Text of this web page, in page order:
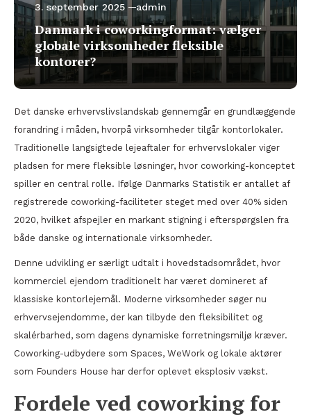
3. september 2025 admin
Danmark i coworkingformat: vælger
globale virksomheder fleksible
kontorer?
Det danske erhvervslivslandskab gennemgår en grundlæggende
forandring i måden, hvorpå virksomheder tilgår kontorlokaler.
Traditionelle langsigtede lejeaftaler for erhvervslokaler viger
pladsen for mere fleksible løsninger, hvor coworking-konceptet
spiller en central rolle. Ifølge Danmarks Statistik er antallet af
registrerede coworking-faciliteter steget med over 40% siden
2020, hvilket afspejler en markant stigning i efterspørgslen fra
både danske og internationale virksomheder.
Denne udvikling er særligt udtalt i hovedstadsområdet, hvor
kommerciel ejendom traditionelt har været domineret af
klassiske kontorlejemål. Moderne virksomheder søger nu
erhvervsejendomme, der kan tilbyde den fleksibilitet og
skalérbarhed, som dagens dynamiske forretningsmiljø kræver.
Coworking-udbydere som Spaces, WeWork og lokale aktører
som Founders House har derfor oplevet eksplosiv vækst.
Fordele ved coworking for